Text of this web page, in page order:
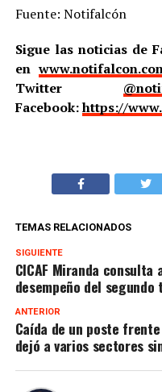
Fuente: Notifalcón
Sigue las noticias de
en
Twitter
Facebook:https://
TEMAS RELACIONADOS
SIGUIENTE
CICAF Miranda
desempeño del
ANTERIOR
Caída de un poste
dejó a varios sectores